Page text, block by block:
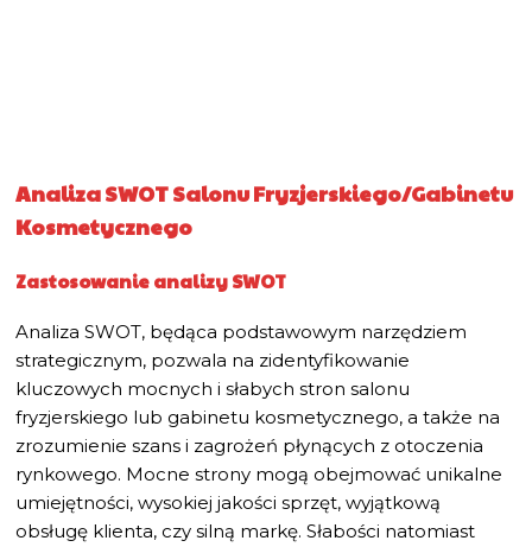
Analiza SWOT Salonu Fryzjerskiego/Gabinetu
Kosmetycznego
Zastosowanie analizy SWOT
Analiza SWOT, będąca podstawowym narzędziem
strategicznym, pozwala na zidentyfikowanie
kluczowych mocnych i słabych stron salonu
fryzjerskiego lub gabinetu kosmetycznego, a także na
zrozumienie szans i zagrożeń płynących z otoczenia
rynkowego. Mocne strony mogą obejmować unikalne
umiejętności, wysokiej jakości sprzęt, wyjątkową
obsługę klienta, czy silną markę. Słabości natomiast